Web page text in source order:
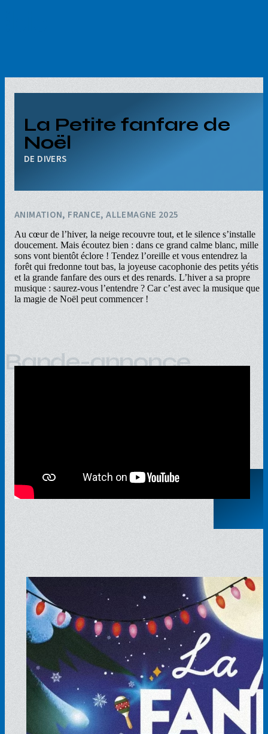
La Petite fanfare de
Noël
DIVERS
ANIMATION, FRANCE, ALLEMAGNE 2025
Au cœur de l’hiver, la neige recouvre tout, et le silence s’installe
doucement. Mais écoutez bien : dans ce grand calme blanc, mille
sons vont bientôt éclore ! Tendez l’oreille et vous entendrez la
forêt qui fredonne tout bas, la joyeuse cacophonie des petits yétis
et la grande fanfare des ours et des renards. L’hiver a sa propre
musique : saurez-vous l’entendre ? Car c’est avec la musique que
la magie de Noël peut commencer !
Bande-annonce